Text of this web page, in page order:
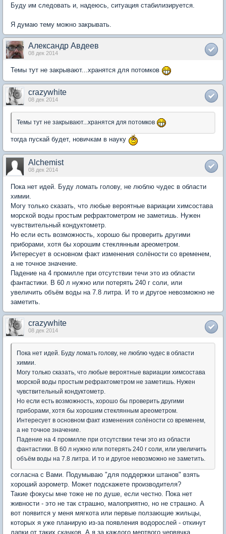
Буду им следовать и, надеюсь, ситуация стабилизируется.
Я думаю тему можно закрывать.
Александр Авдеев
08 дек 2014
Темы тут не закрывают...хранятся для потомков
crazywhite
08 дек 2014
Темы тут не закрывают...хранятся для потомков
тогда пускай будет, новичкам в науку
Alchemist
08 дек 2014
Пока нет идей. Буду ломать голову, не люблю чудес в области
химии.
Могу только сказать, что любые вероятные вариации химсостава
морской воды простым рефрактометром не заметишь. Нужен
чувствительный кондуктометр.
Но если есть возможность, хорошо бы проверить другими
приборами, хотя бы хорошим стеклянным ареометром.
Интересует в основном факт изменения солёности со временем,
а не точное значение.
Падение на 4 промилле при отсутствии течи это из области
фантастики. В 60 л нужно или потерять 240 г соли, или
увеличить объём воды на 7.8 литра. И то и другое невозможно не
заметить.
crazywhite
08 дек 2014
Пока нет идей. Буду ломать голову, не люблю чудес в области
химии.
Могу только сказать, что любые вероятные вариации химсостава
морской воды простым рефрактометром не заметишь. Нужен
чувствительный кондуктометр.
Но если есть возможность, хорошо бы проверить другими
приборами, хотя бы хорошим стеклянным ареометром.
Интересует в основном факт изменения солёности со временем,
а не точное значение.
Падение на 4 промилле при отсутствии течи это из области
фантастики. В 60 л нужно или потерять 240 г соли, или увеличить
объём воды на 7.8 литра. И то и другое невозможно не заметить.
согласна с Вами. Подумываю "для поддержки штанов" взять
хороший аэрометр. Может подскажете производителя?
Такие фокусы мне тоже не по душе, если честно. Пока нет
живности - это не так страшно, малоприятно, но не страшно. А
вот появится у меня мягкота или первые ползающие жильцы,
которых я уже планирую из-за появления водорослей - откинут
лапки от таких скачков. А я за каждого мертвого червячка